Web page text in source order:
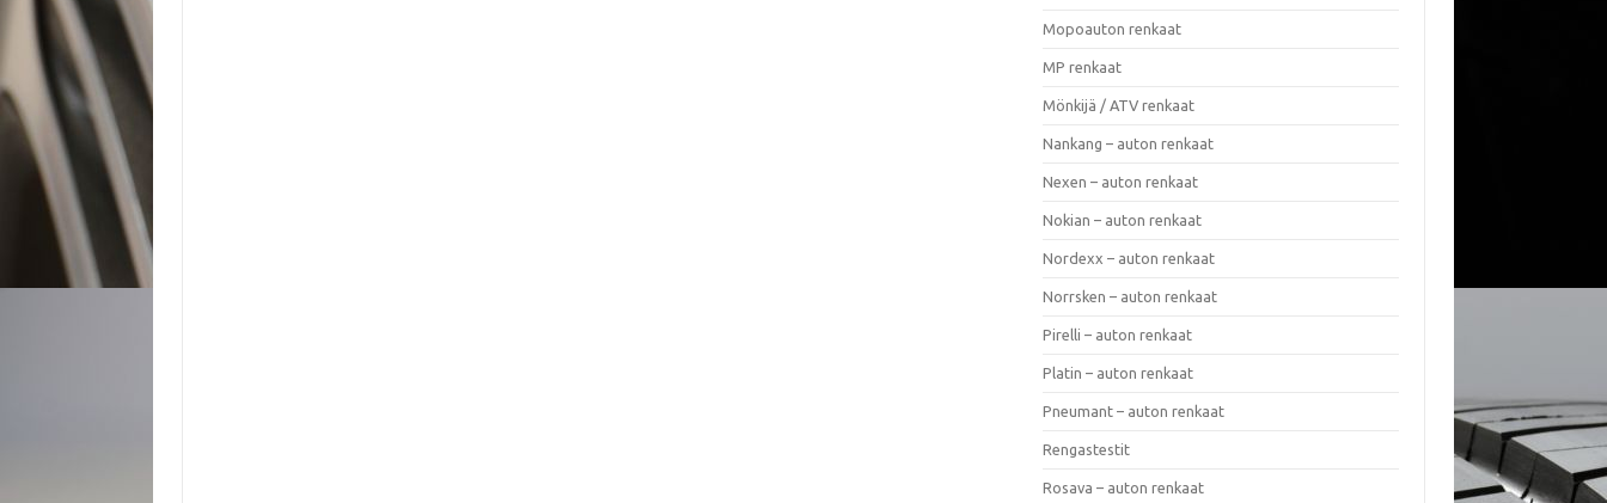
Mopoauton renkaat
MP renkaat
Mönkijä / ATV renkaat
Nankang – auton renkaat
Nexen – auton renkaat
Nokian – auton renkaat
Nordexx – auton renkaat
Norrsken – auton renkaat
Pirelli – auton renkaat
Platin – auton renkaat
Pneumant – auton renkaat
Rengastestit
Rosava – auton renkaat